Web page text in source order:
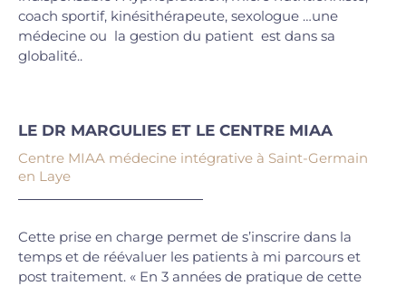
coach sportif, kinésithérapeute, sexologue …une
médecine ou la gestion du patient est dans sa
globalité..
LE DR MARGULIES ET LE CENTRE MIAA
Centre MIAA médecine intégrative à Saint-Germain
en Laye
Cette prise en charge permet de s’inscrire dans la
temps et de réévaluer les patients à mi parcours et
post traitement. « En 3 années de pratique de cette